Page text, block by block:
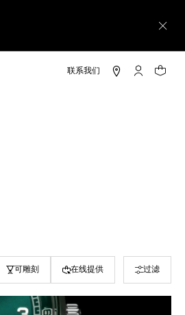
My TAG您的